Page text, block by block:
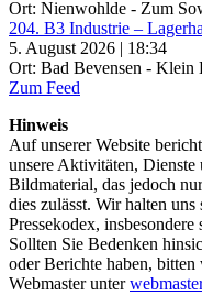
Ort: Nienwohlde - Zum
204. B3 Industrie –
5. August 2026 | 18:34
Ort: Bad Bevensen - Klein
Zum Feed
Hinweis
Auf unserer Website
unsere Aktivitäten, Dienste
Bildmaterial, das jedoch
dies zulässt. Wir halten
Pressekodex,
Sollten Sie Bedenken
oder Berichte haben,
Webmaster unter